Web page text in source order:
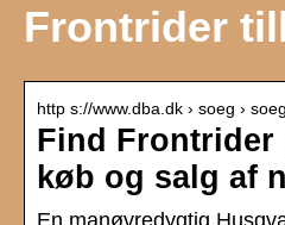
Frontrider
http s://www.dba.dk › soeg ›
Find Frontrider
køb og salg af
En manøvredygtig